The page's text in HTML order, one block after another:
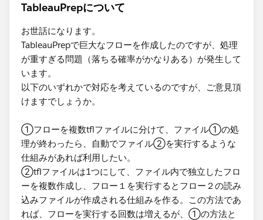
TableauPrepについて
お世話になります。
TableauPrepで巨大なフローを作成したのですが、処理
が重すぎる問題（落ちる確率がかなりある）が発生して
います。
以下のいずれかで対応を考えているのですが、ご意見頂
けますでしょうか。
①フローを複数tflファイルに分けて、ファイル①の処
理が終わったら、自動でファイル②を実行するような
仕組みがあれば利用したい。
②tflファイルは1つにして、ファイル内で独立したフロ
ーを複数作成し、フロー１を実行するとフロー２の読み
込みファイルが作成される仕組みを作る。この方法であ
れば、フローを実行する回数は増えるが、①の方法と